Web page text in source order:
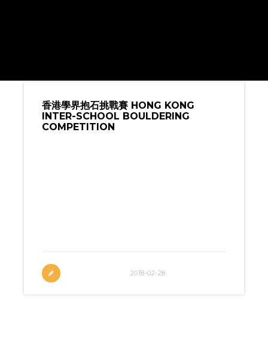
香港學界抱石挑戰賽 HONG KONG
INTER-SCHOOL BOULDERING
COMPETITION
2018-02-28